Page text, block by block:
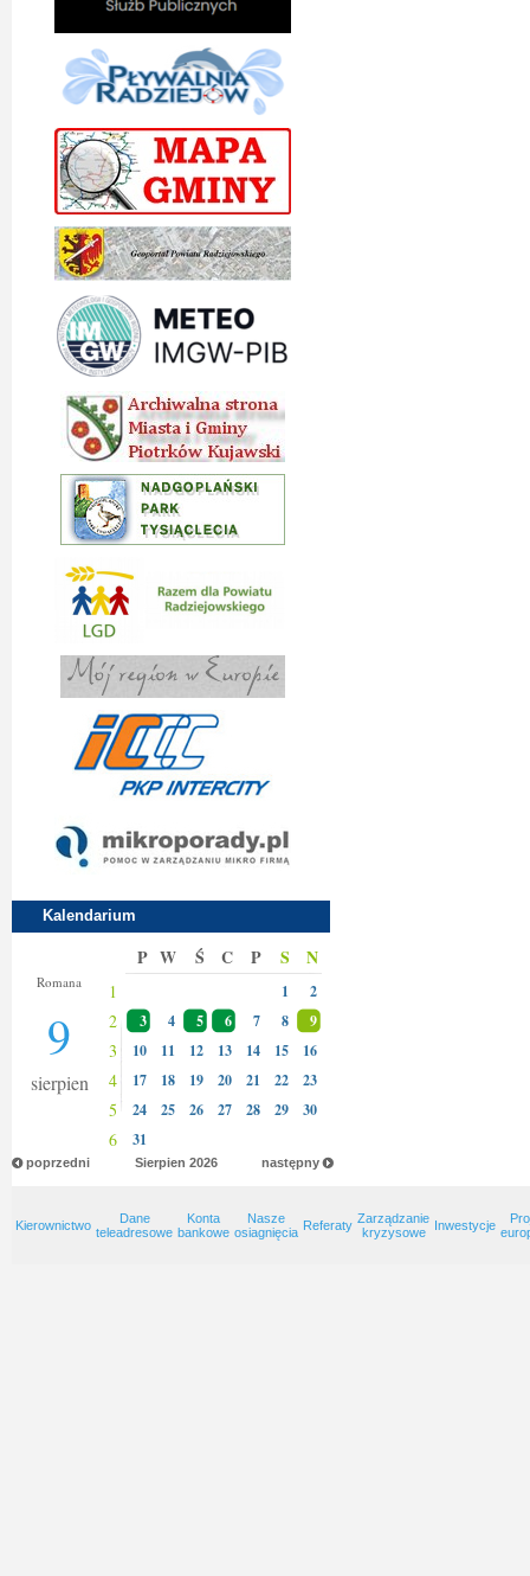
Kalendarium
Romana
9
sierpien
P W Ś C P S N
1 1 2
2 3 4 5 6 7 8 9
3 10 11 12 13 14 15 16
4 17 18 19 20 21 22 23
5 24 25 26 27 28 29 30
6 31
poprzedni następny
Sierpien 2026
Kierownictwo
Dane
teleadresowe
Konta
bankowe
Nasze
osiagnięcia Referaty Zarządzanie
kryzysowe
Inwestycje